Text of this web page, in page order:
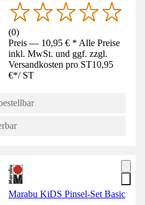
(0)
Preis — 10,95 € * Alle Preise
inkl. MwSt. und ggf. zzgl.
Versandkosten pro ST10,95
€*/ ST
Marabu KiDS Pinsel-Set Basic